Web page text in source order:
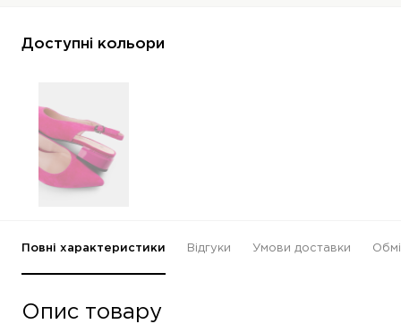
Доступні кольори
Повні характеристики Відгуки Умови доставки
Опис товару